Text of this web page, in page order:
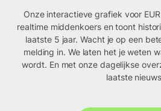
Onze interactieve grafiek voor
realtime middenkoers en toont
laatste 5 jaar. Wacht je op een
melding in. We laten het je weten
wordt. En met onze dagelijkse
laatste